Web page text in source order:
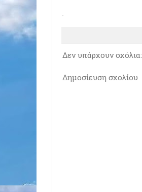
Δεν υπάρχουν σχόλια:
Δημοσίευση σχολίου